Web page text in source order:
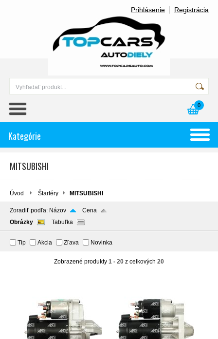
Prihlásenie Registrácia
0
Kategórie
MITSUBISHI
Úvod Štartéry MITSUBISHI
Zoradiť podľa: Názov
Cena
Obrázky
Tabuľka
Tip Akcia Zľava Novinka
Zobrazené produkty 1 - 20 z celkových 20